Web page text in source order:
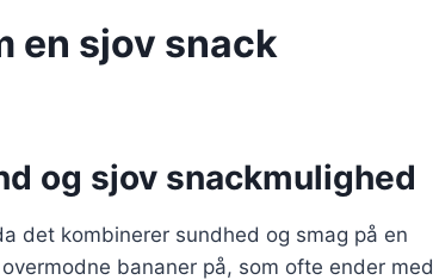
en sjov snack
og sjov snackmulighed
det kombinerer sundhed og smag på en
bananer på, som ofte ender med